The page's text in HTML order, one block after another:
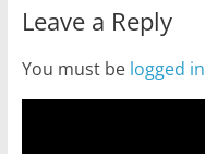
Leave a Reply
You must be logged in